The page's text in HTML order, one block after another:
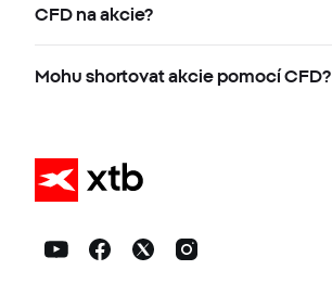
CFD na akcie?
Mohu shortovat akcie pomocí CFD?